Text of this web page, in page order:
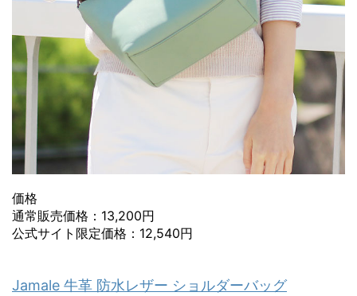
価格
通常販売価格：13,200円
公式サイト限定価格：12,540円
Jamale 牛革 防水レザー ショルダーバッグ